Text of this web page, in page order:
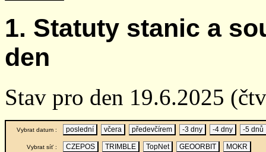
1. Statuty stanic a
den
Stav pro den 19.6.2025
Vybrat datum : poslední včera předevčírem -3 dny -4 dny -5 dnů
Vybrat síť : CZEPOS TRIMBLE TopNet GEOORBIT MOKR